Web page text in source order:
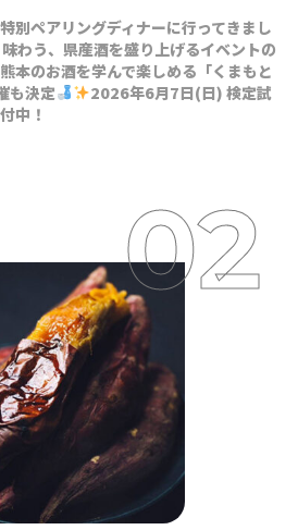
別ペアリングディナーに行ってきまし
わう、県産酒を盛り上げるイベントの
本のお酒を学んで楽しめる「くまもと
も決定
2026年6月7日(日) 検定試
中！